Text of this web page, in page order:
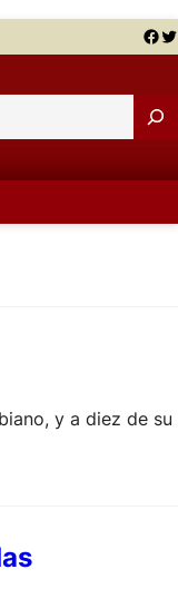
Facebook Twitter
y a diez de su